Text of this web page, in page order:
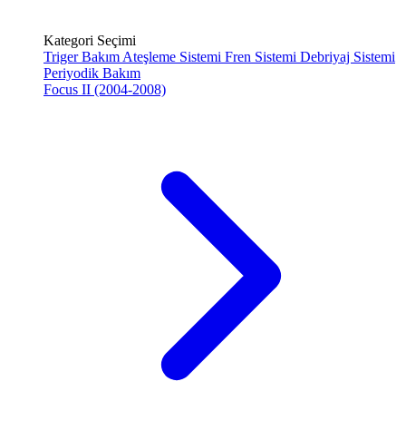
Kategori Seçimi
Triger Bakım Ateşleme Sistemi Fren Sistemi Debriyaj Sistemi
Periyodik Bakım
Focus II (2004-2008)